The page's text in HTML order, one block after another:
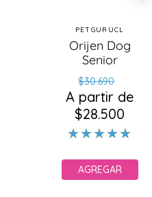
Proveedor:
PETGURUCL
Orijen Dog
Senior
Precio
habitual
$30.690Precio
de
oferta
A partir de
$28.500
AGREGAR